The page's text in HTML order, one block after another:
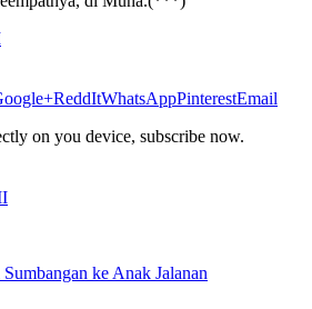
ReddItWhatsAppPinterestEmail
on you device, subscribe now.
ke Anak Jalanan